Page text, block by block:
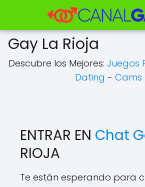
Gay La Rioja
Descubre los Mejores: Juegos
Dating - Cams
ENTRAR EN Chat
RIOJA
Te están esperando para